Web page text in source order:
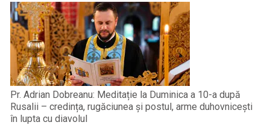
Pr. Adrian Dobreanu: Meditație la Duminica a 10-a după
Rusalii – credința, rugăciunea și postul, arme duhovnicești
în lupta cu diavolul